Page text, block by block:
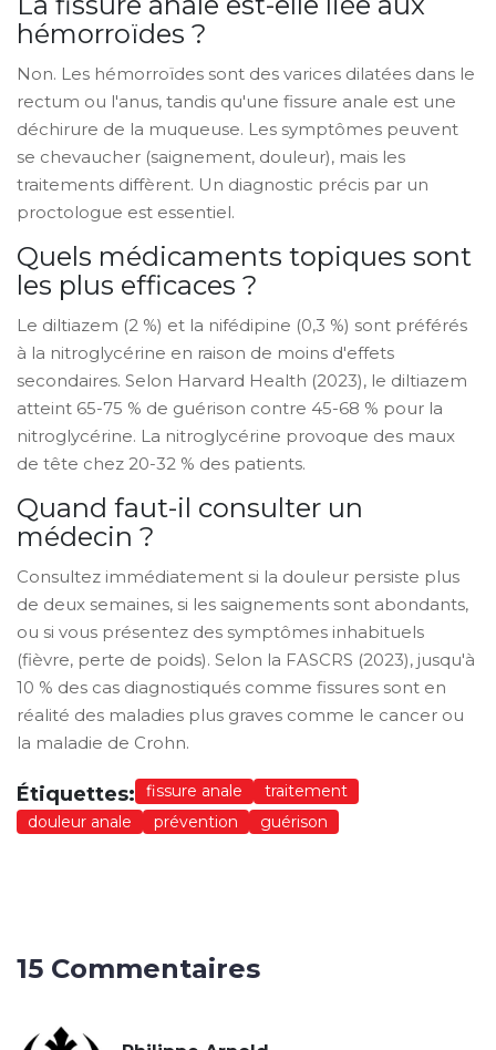
hémorroïdes ?
Non. Les hémorroïdes sont des varices dilatées dans le
rectum ou l'anus, tandis qu'une fissure anale est une
déchirure de la muqueuse. Les symptômes peuvent
se chevaucher (saignement, douleur), mais les
traitements diffèrent. Un diagnostic précis par un
proctologue est essentiel.
Quels médicaments topiques sont
les plus efficaces ?
Le diltiazem (2 %) et la nifédipine (0,3 %) sont préférés
à la nitroglycérine en raison de moins d'effets
secondaires. Selon Harvard Health (2023), le diltiazem
atteint 65-75 % de guérison contre 45-68 % pour la
nitroglycérine. La nitroglycérine provoque des maux
de tête chez 20-32 % des patients.
Quand faut-il consulter un
médecin ?
Consultez immédiatement si la douleur persiste plus
de deux semaines, si les saignements sont abondants,
ou si vous présentez des symptômes inhabituels
(fièvre, perte de poids). Selon la FASCRS (2023), jusqu'à
10 % des cas diagnostiqués comme fissures sont en
réalité des maladies plus graves comme le cancer ou
la maladie de Crohn.
Étiquettes: fissure anale
traitement
douleur anale
prévention guérison
15 Commentaires